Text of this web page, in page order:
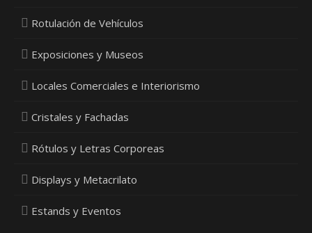
Rotulación de Vehículos
Exposiciones y Museos
Locales Comerciales e Interiorismo
Cristales y Fachadas
Rótulos y Letras Corporeas
Displays y Metacrilato
Estands y Eventos